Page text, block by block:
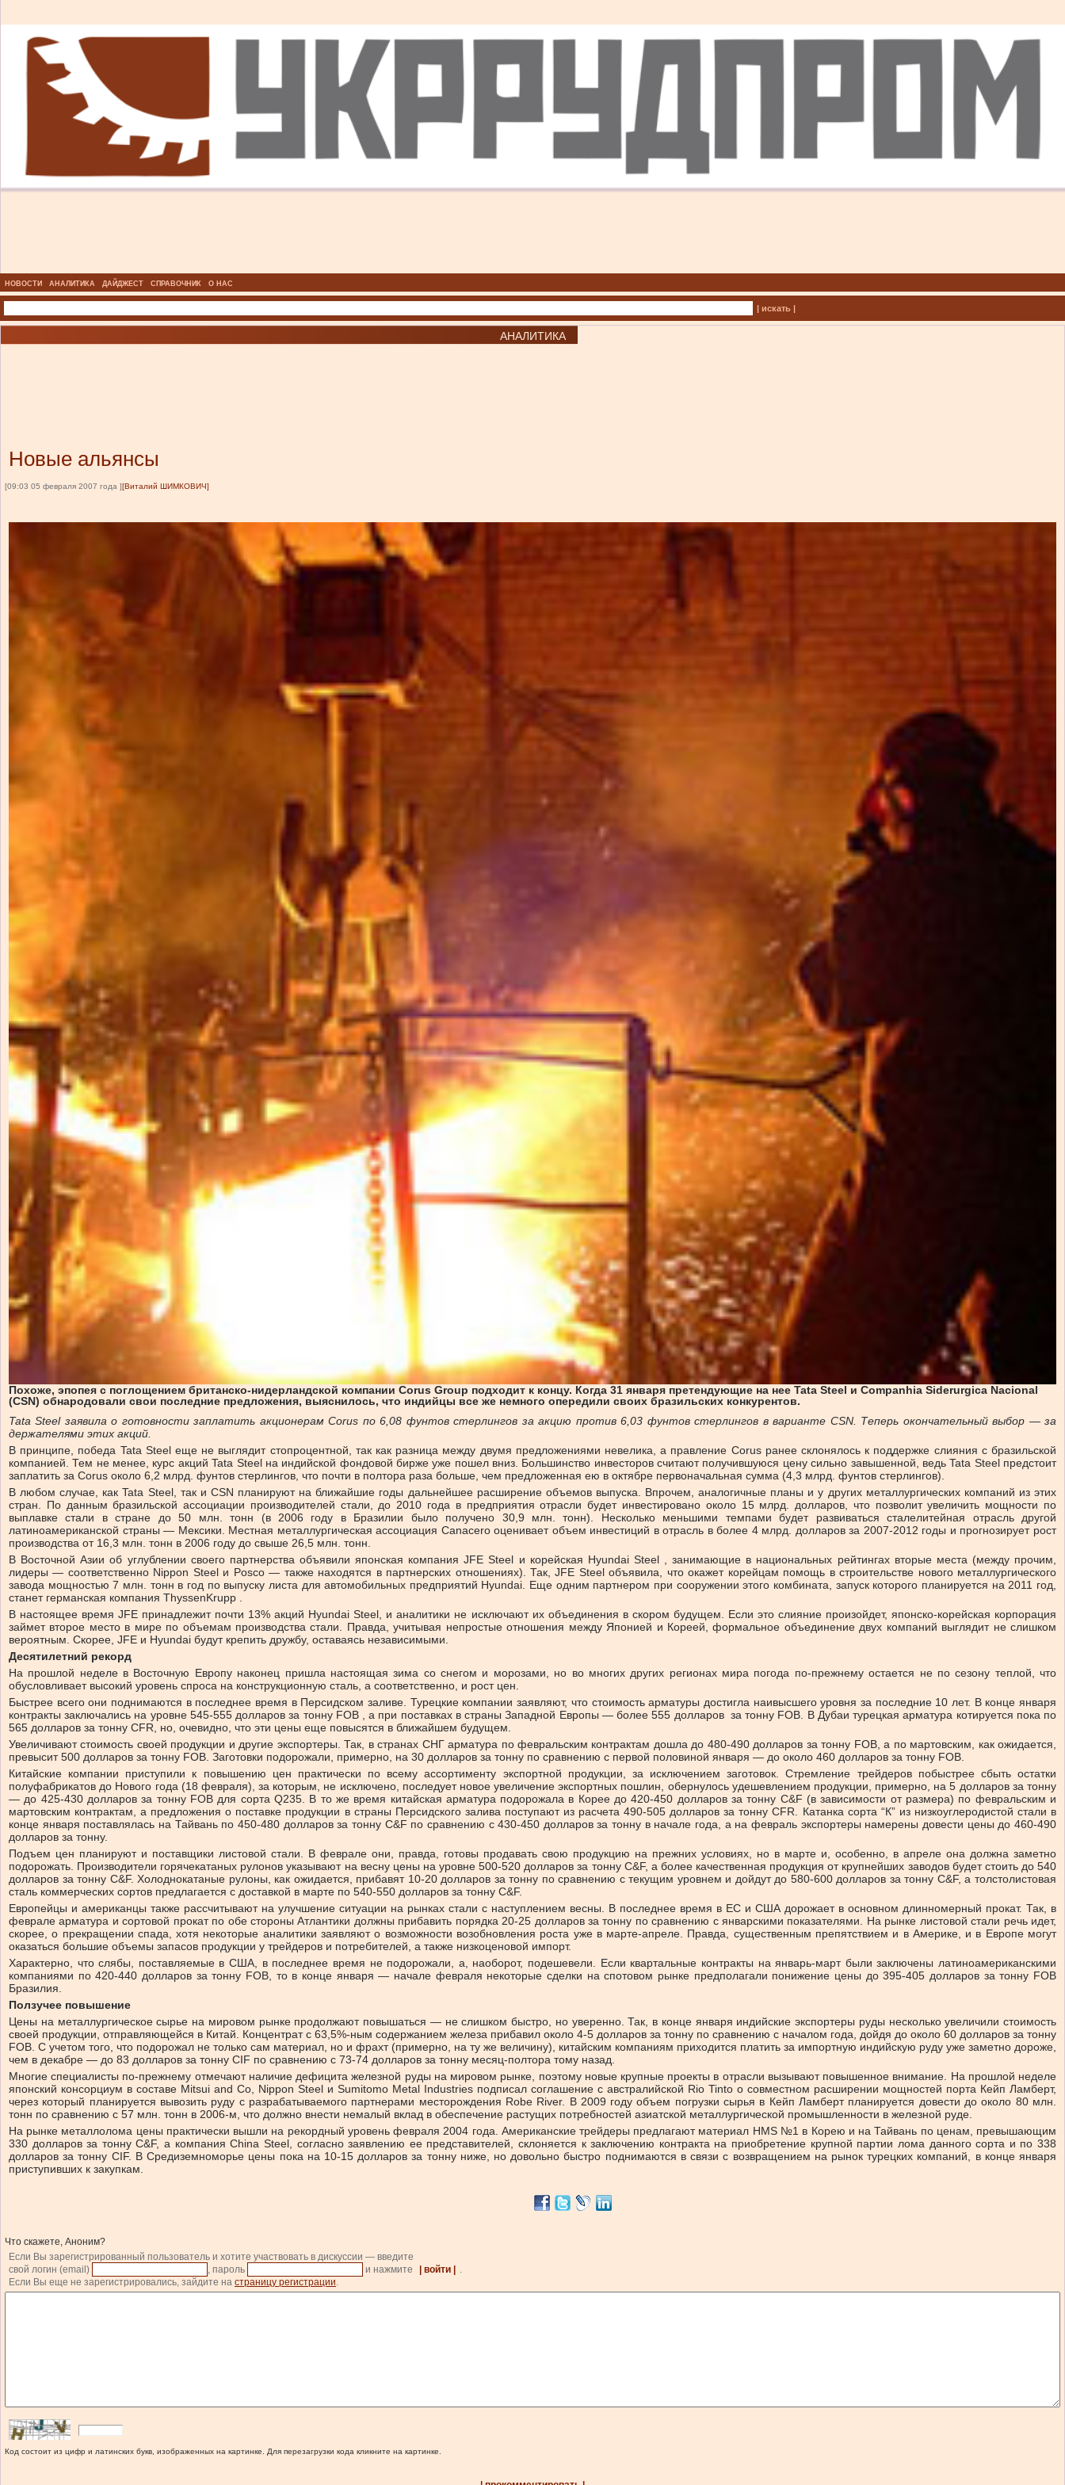
НОВОСТИ АНАЛИТИКА ДАЙДЖЕСТ СПРАВОЧНИК О НАС
| искать |
АНАЛИТИКА
Новые альянсы
[09:03 05 февраля 2007 года ][Виталий ШИМКОВИЧ]
Похоже, эпопея с поглощением британско-нидерландской компании Corus Group подходит к концу. Когда 31 января претендующие на нее Tata Steel и Companhia Siderurgica Nacional
(CSN) обнародовали свои последние предложения, выяснилось, что индийцы все же немного опередили своих бразильских конкурентов.
Tata Steel заявила о готовности заплатить акционерам Corus по 6,08 фунтов стерлингов за акцию против 6,03 фунтов стерлингов в варианте CSN. Теперь окончательный выбор — за
держателями этих акций.
В принципе, победа Tata Steel еще не выглядит стопроцентной, так как разница между двумя предложениями невелика, а правление Corus ранее склонялось к поддержке слияния с бразильской
компанией. Тем не менее, курс акций Tata Steel на индийской фондовой бирже уже пошел вниз. Большинство инвесторов считают получившуюся цену сильно завышенной, ведь Tata Steel предстоит
заплатить за Corus около 6,2 млрд. фунтов стерлингов, что почти в полтора раза больше, чем предложенная ею в октябре первоначальная сумма (4,3 млрд. фунтов стерлингов).
В любом случае, как Tata Steel, так и CSN планируют на ближайшие годы дальнейшее расширение объемов выпуска. Впрочем, аналогичные планы и у других металлургических компаний из этих
стран. По данным бразильской ассоциации производителей стали, до 2010 года в предприятия отрасли будет инвестировано около 15 млрд. долларов, что позволит увеличить мощности по
выплавке стали в стране до 50 млн. тонн (в 2006 году в Бразилии было получено 30,9 млн. тонн). Несколько меньшими темпами будет развиваться сталелитейная отрасль другой
латиноамериканской страны — Мексики. Местная металлургическая ассоциация Canacero оценивает объем инвестиций в отрасль в более 4 млрд. долларов за 2007-2012 годы и прогнозирует рост
производства от 16,3 млн. тонн в 2006 году до свыше 26,5 млн. тонн.
В Восточной Азии об углублении своего партнерства объявили японская компания JFE Steel и корейская Hyundai Steel , занимающие в национальных рейтингах вторые места (между прочим,
лидеры — соответственно Nippon Steel и Posco — также находятся в партнерских отношениях). Так, JFE Steel объявила, что окажет корейцам помощь в строительстве нового металлургического
завода мощностью 7 млн. тонн в год по выпуску листа для автомобильных предприятий Hyundai. Еще одним партнером при сооружении этого комбината, запуск которого планируется на 2011 год,
станет германская компания ThyssenKrupp .
В настоящее время JFE принадлежит почти 13% акций Hyundai Steel, и аналитики не исключают их объединения в скором будущем. Если это слияние произойдет, японско-корейская корпорация
займет второе место в мире по объемам производства стали. Правда, учитывая непростые отношения между Японией и Кореей, формальное объединение двух компаний выглядит не слишком
вероятным. Скорее, JFE и Hyundai будут крепить дружбу, оставаясь независимыми.
Десятилетний рекорд
На прошлой неделе в Восточную Европу наконец пришла настоящая зима со снегом и морозами, но во многих других регионах мира погода по-прежнему остается не по сезону теплой, что
обусловливает высокий уровень спроса на конструкционную сталь, а соответственно, и рост цен.
Быстрее всего они поднимаются в последнее время в Персидском заливе. Турецкие компании заявляют, что стоимость арматуры достигла наивысшего уровня за последние 10 лет. В конце января
контракты заключались на уровне 545-555 долларов за тонну FOB , а при поставках в страны Западной Европы — более 555 долларов за тонну FOB. В Дубаи турецкая арматура котируется пока по
565 долларов за тонну CFR, но, очевидно, что эти цены еще повысятся в ближайшем будущем.
Увеличивают стоимость своей продукции и другие экспортеры. Так, в странах СНГ арматура по февральским контрактам дошла до 480-490 долларов за тонну FOB, а по мартовским, как ожидается,
превысит 500 долларов за тонну FOB. Заготовки подорожали, примерно, на 30 долларов за тонну по сравнению с первой половиной января — до около 460 долларов за тонну FOB.
Китайские компании приступили к повышению цен практически по всему ассортименту экспортной продукции, за исключением заготовок. Стремление трейдеров побыстрее сбыть остатки
полуфабрикатов до Нового года (18 февраля), за которым, не исключено, последует новое увеличение экспортных пошлин, обернулось удешевлением продукции, примерно, на 5 долларов за тонну
— до 425-430 долларов за тонну FOB для сорта Q235. В то же время китайская арматура подорожала в Корее до 420-450 долларов за тонну C&F (в зависимости от размера) по февральским и
мартовским контрактам, а предложения о поставке продукции в страны Персидского залива поступают из расчета 490-505 долларов за тонну CFR. Катанка сорта “К” из низкоуглеродистой стали в
конце января поставлялась на Тайвань по 450-480 долларов за тонну C&F по сравнению с 430-450 долларов за тонну в начале года, а на февраль экспортеры намерены довести цены до 460-490
долларов за тонну.
Подъем цен планируют и поставщики листовой стали. В феврале они, правда, готовы продавать свою продукцию на прежних условиях, но в марте и, особенно, в апреле она должна заметно
подорожать. Производители горячекатаных рулонов указывают на весну цены на уровне 500-520 долларов за тонну C&F, а более качественная продукция от крупнейших заводов будет стоить до 540
долларов за тонну C&F. Холоднокатаные рулоны, как ожидается, прибавят 10-20 долларов за тонну по сравнению с текущим уровнем и дойдут до 580-600 долларов за тонну C&F, а толстолистовая
сталь коммерческих сортов предлагается с доставкой в марте по 540-550 долларов за тонну C&F.
Европейцы и американцы также рассчитывают на улучшение ситуации на рынках стали с наступлением весны. В последнее время в ЕС и США дорожает в основном длинномерный прокат. Так, в
феврале арматура и сортовой прокат по обе стороны Атлантики должны прибавить порядка 20-25 долларов за тонну по сравнению с январскими показателями. На рынке листовой стали речь идет,
скорее, о прекращении спада, хотя некоторые аналитики заявляют о возможности возобновления роста уже в марте-апреле. Правда, существенным препятствием и в Америке, и в Европе могут
оказаться большие объемы запасов продукции у трейдеров и потребителей, а также низкоценовой импорт.
Характерно, что слябы, поставляемые в США, в последнее время не подорожали, а, наоборот, подешевели. Если квартальные контракты на январь-март были заключены латиноамериканскими
компаниями по 420-440 долларов за тонну FOB, то в конце января — начале февраля некоторые сделки на спотовом рынке предполагали понижение цены до 395-405 долларов за тонну FOB
Бразилия.
Ползучее повышение
Цены на металлургическое сырье на мировом рынке продолжают повышаться — не слишком быстро, но уверенно. Так, в конце января индийские экспортеры руды несколько увеличили стоимость
своей продукции, отправляющейся в Китай. Концентрат с 63,5%-ным содержанием железа прибавил около 4-5 долларов за тонну по сравнению с началом года, дойдя до около 60 долларов за тонну
FOB. С учетом того, что подорожал не только сам материал, но и фрахт (примерно, на ту же величину), китайским компаниям приходится платить за импортную индийскую руду уже заметно дороже,
чем в декабре — до 83 долларов за тонну CIF по сравнению с 73-74 долларов за тонну месяц-полтора тому назад.
Многие специалисты по-прежнему отмечают наличие дефицита железной руды на мировом рынке, поэтому новые крупные проекты в отрасли вызывают повышенное внимание. На прошлой неделе
японский консорциум в составе Mitsui and Co, Nippon Steel и Sumitomo Metal Industries подписал соглашение с австралийской Rio Tinto о совместном расширении мощностей порта Кейп Ламберт,
через который планируется вывозить руду с разрабатываемого партнерами месторождения Robe River. В 2009 году объем погрузки сырья в Кейп Ламберт планируется довести до около 80 млн.
тонн по сравнению с 57 млн. тонн в 2006-м, что должно внести немалый вклад в обеспечение растущих потребностей азиатской металлургической промышленности в железной руде.
На рынке металлолома цены практически вышли на рекордный уровень февраля 2004 года. Американские трейдеры предлагают материал HMS №1 в Корею и на Тайвань по ценам, превышающим
330 долларов за тонну C&F, а компания China Steel, согласно заявлению ее представителей, склоняется к заключению контракта на приобретение крупной партии лома данного сорта и по 338
долларов за тонну CIF. В Средиземноморье цены пока на 10-15 долларов за тонну ниже, но довольно быстро поднимаются в связи с возвращением на рынок турецких компаний, в конце января
приступивших к закупкам.
Что скажете, Аноним?
Если Вы зарегистрированный пользователь и хотите участвовать в дискуссии — введите
свой логин (email)
, пароль и нажмите | войти |
Если Вы еще не зарегистрировались, зайдите на страницу регистрации
Код состоит из цифр и латинских букв, изображенных на картинке. Для перезагрузки кода кликните на картинке.